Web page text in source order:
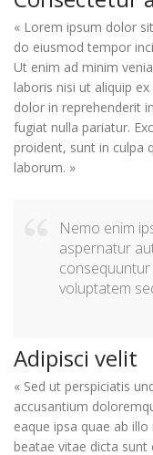
« Lorem ipsum dolor
do eiusmod tempor
Ut enim ad minim
laboris nisi ut aliquip
dolor in reprehenderit
fugiat nulla pariatur.
proident, sunt in culpa
laborum. »
Nemo enim
aspernatur
voluptatem
Adipisci velit
« Sed ut perspiciatis
accusantium
eaque ipsa quae ab
beatae vitae dicta